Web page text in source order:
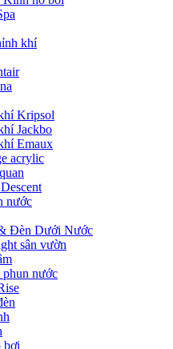
khí
Kripsol
Jackbo
Emaux
acrylic
nước
Đèn Dưới Nước
sân vườn
nước
bơi